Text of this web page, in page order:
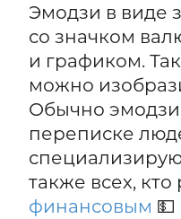
Эмодзи в виде
со значком
и графиком.
можно
Обычно эмодзи
переписке
также всех, кто
финансовым